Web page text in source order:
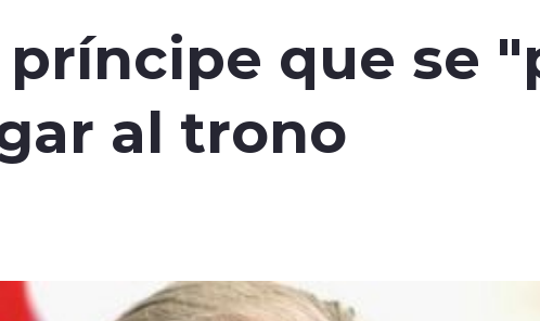
príncipe que se
al trono